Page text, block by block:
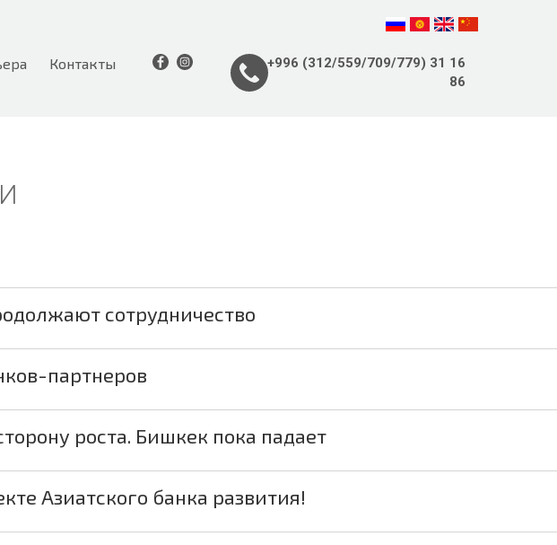
Контакты
+996 (312/559/709/779) 31 16
86
сотрудничество
партнеров
роста. Бишкек пока падает
Азиатского банка развития!